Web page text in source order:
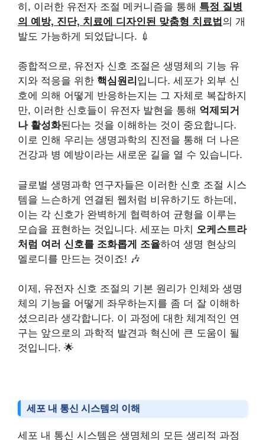
히, 이러한 유전자 조절 메커니즘을 통해 특정 질병
의 예방, 진단, 치료에 디자인된 맞춤형 치료법 의 개
발도 가능하게 되었답니다. 💉
종합적으로, 유전자 신호 조절은 생명체의 기능 유
지와 적응을 위한 핵심원리 입니다. 세포가 외부 신
호에 의해 어떻게 반응하는지는 그 자체로 복잡하지
만, 이러한 신호들이 유전자 발현을 통해 억제되거
나 활성화된다는 것을 이해하는 것이 중요합니다.
이로 인해 우리는 생명과학의 진전을 통해 더 나은
건강과 병 예방이라는 새로운 길을 열 수 있습니다.
글로벌 생명과학 연구자들은 이러한 신호 조절 시스
템을 느슨하게 연결된 웹처럼 비유하기도 하는데,
이는 각 신호가 완벽하게 협력하여 균형을 이루는
모습을 표현하는 것입니다. 세포는 마치 오케스트라
처럼 여러 신호를 조화롭게 조율하여 생명 현상의
멜로디를 만드는 것이죠! 🎶
이제, 유전자 신호 조절의 기본 원리가 인체와 생명
체의 기능을 어떻게 좌우하는지를 좀 더 잘 이해하
셨으리라 생각합니다. 이 과정에 대한 체계적인 연
구는 앞으로의 과학적 발견과 혁신에 큰 도움이 될
것입니다. 🌟
세포 내 통신 시스템의 이해
세포 내 통신 시스템은 생명체의 모든 생리적 과정